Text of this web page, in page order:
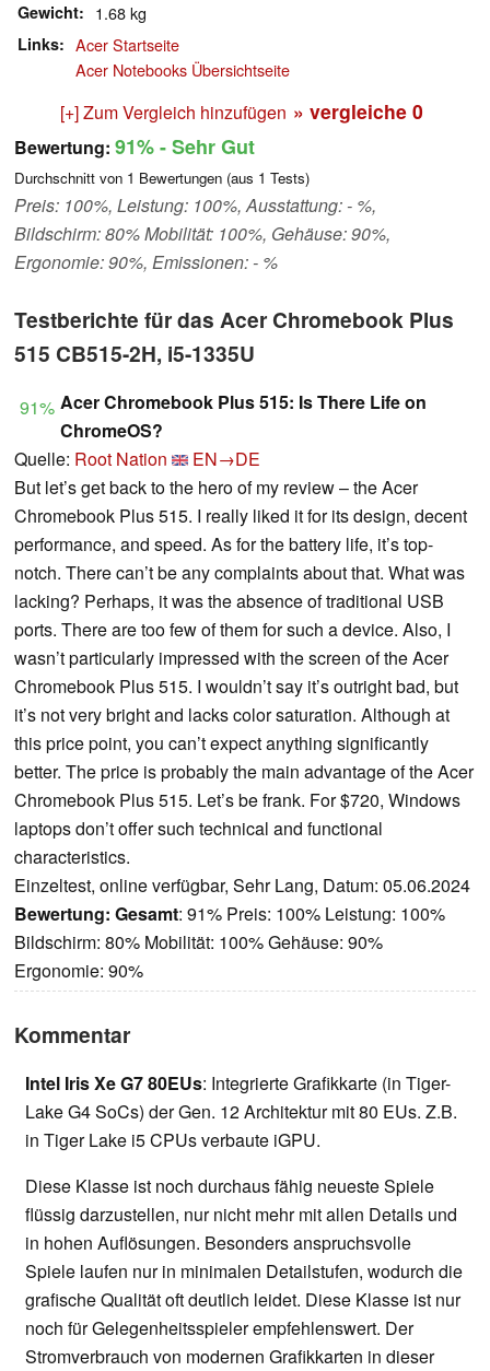
Gewicht 1.68 kg
Links
Acer Startseite
Acer Notebooks Übersichtseite
[+] Zum Vergleich hinzufügen » vergleiche 0
Bewertung: 91%- Sehr Gut
Durchschnitt von 1 Bewertungen (aus 1 Tests)
Preis: 100%, Leistung: 100%, Ausstattung: - %,
Bildschirm: 80% Mobilität: 100%, Gehäuse: 90%,
Ergonomie: 90%, Emissionen: - %
Testberichte für das Acer Chromebook Plus
515 CB515-2H, i5-1335U
91% Acer Chromebook Plus 515: Is There Life on
ChromeOS?
Quelle: Root Nation
EN→DE
But let’s get back to the hero of my review – the Acer
Chromebook Plus 515. I really liked it for its design, decent
performance, and speed. As for the battery life, it’s top-
notch. There can’t be any complaints about that. What was
lacking? Perhaps, it was the absence of traditional USB
ports. There are too few of them for such a device. Also, I
wasn’t particularly impressed with the screen of the Acer
Chromebook Plus 515. I wouldn’t say it’s outright bad, but
it’s not very bright and lacks color saturation. Although at
this price point, you can’t expect anything significantly
better. The price is probably the main advantage of the Acer
Chromebook Plus 515. Let’s be frank. For $720, Windows
laptops don’t offer such technical and functional
characteristics.
Einzeltest, online verfügbar, Sehr Lang, Datum: 05.06.2024
Bewertung: Gesamt: 91% Preis: 100% Leistung: 100%
Bildschirm: 80% Mobilität: 100% Gehäuse: 90%
Ergonomie: 90%
Kommentar
Intel Iris Xe G7 80EUs: Integrierte Grafikkarte (in Tiger-
Lake G4 SoCs) der Gen. 12 Architektur mit 80 EUs. Z.B.
in Tiger Lake i5 CPUs verbaute iGPU.
Diese Klasse ist noch durchaus fähig neueste Spiele
flüssig darzustellen, nur nicht mehr mit allen Details und
in hohen Auflösungen. Besonders anspruchsvolle
Spiele laufen nur in minimalen Detailstufen, wodurch die
grafische Qualität oft deutlich leidet. Diese Klasse ist nur
noch für Gelegenheitsspieler empfehlenswert. Der
Stromverbrauch von modernen Grafikkarten in dieser